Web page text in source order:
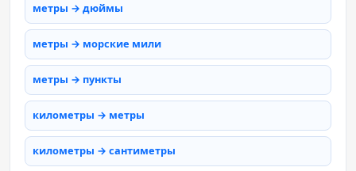
метры → дюймы
метры → морские мили
метры → пункты
километры → метры
километры → сантиметры